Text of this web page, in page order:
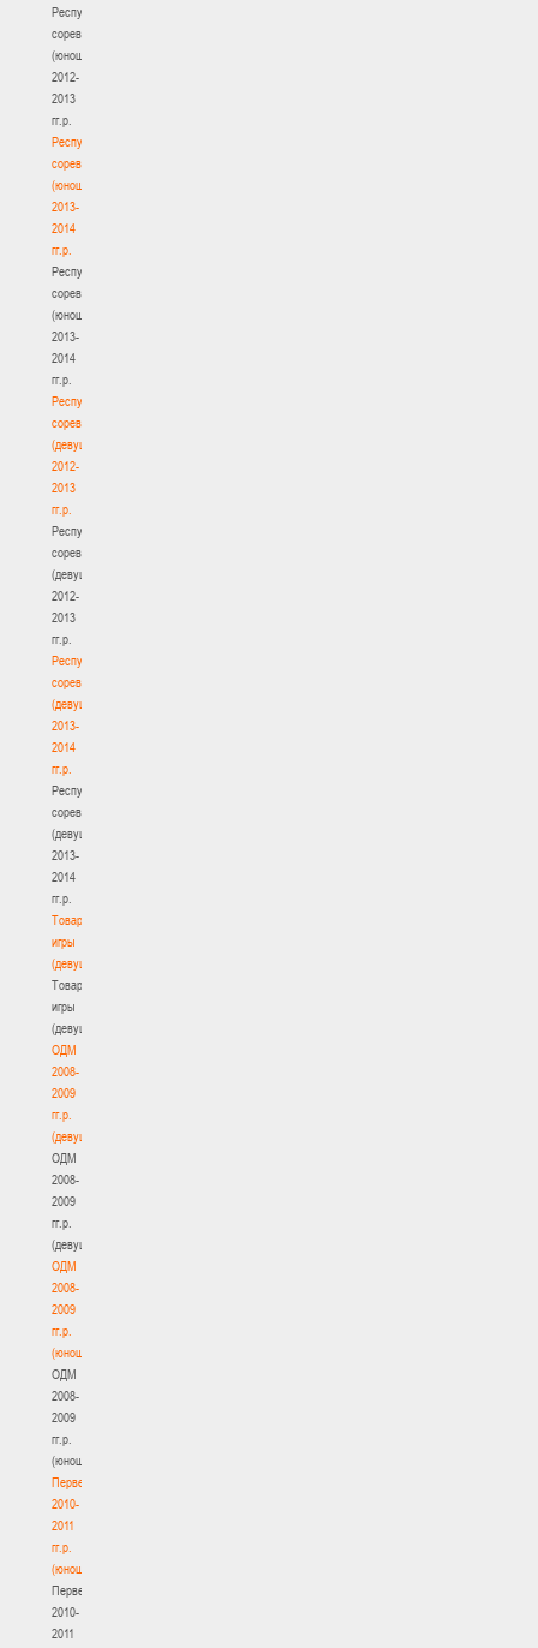
Республиканские
соревнования
(юноши)
2012-
2013
гг.р.
Республиканские
соревнования
(юноши)
2013-
2014
гг.р.
Республиканские
соревнования
(юноши)
2013-
2014
гг.р.
Республиканские
соревнования
(девушки)
2012-
2013
гг.р.
Республиканские
соревнования
(девушки)
2012-
2013
гг.р.
Республиканские
соревнования
(девушки)
2013-
2014
гг.р.
Республиканские
соревнования
(девушки)
2013-
2014
гг.р.
Товарищеские
игры
(девушки)
Товарищеские
игры
(девушки)
ОДМ
2008-
2009
гг.р.
(девушки)
ОДМ
2008-
2009
гг.р.
(девушки)
ОДМ
2008-
2009
гг.р.
(юноши)
ОДМ
2008-
2009
гг.р.
(юноши)
Первенство
2010-
2011
гг.р.
(юноши)
Первенство
2010-
2011